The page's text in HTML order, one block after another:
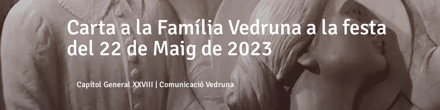
Carta a la Família Vedruna a la festa
del 22 de Maig de 2023
Capítol General XXVIII |Comunicació Vedruna